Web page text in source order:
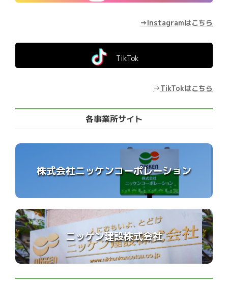
→Instagramはこちら
TikTok
→TikTokはこちら
各事業所サイト
株式会社ニッケンコーポレーション
ニッケン建設株式会社